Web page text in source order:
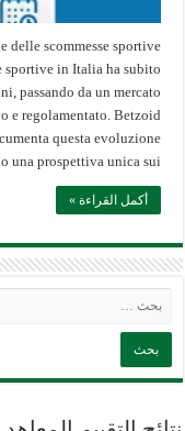
delle scommesse sportive
sportive in Italia ha subito
passando da un mercato
e regolamentato. Betzoid
questa evoluzione
una prospettiva unica sui …
أكمل القراءة »